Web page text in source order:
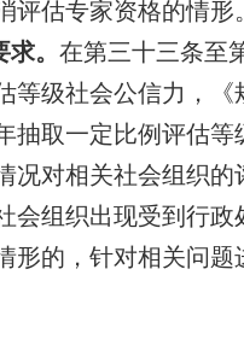
评估专家资格的情形
。 在第三十三条至
等级社会公信力，
抽取一定比例评估
况对相关社会组织
会组织出现受到行
形的，针对相关问